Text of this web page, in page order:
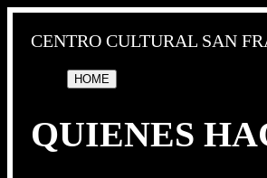
CENTRO CULTURAL SAN
HOME
QUIENES